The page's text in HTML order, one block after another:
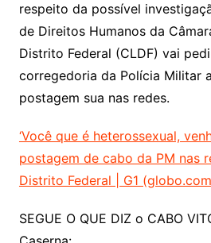
respeito da possível
de Direitos Humanos da
Distrito Federal (CLDF) vai
corregedoria da Polícia Militar
postagem sua nas redes.
‘Você que é heterossexual,
postagem de cabo da PM nas
Distrito Federal | G1
SEGUE O QUE DIZ o CABO